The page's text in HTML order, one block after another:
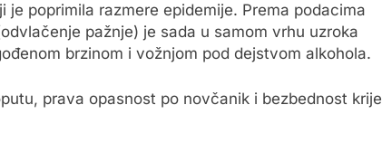
poprimila razmere epidemije. Prema podacima
pažnje) je sada u samom vrhu uzroka
brzinom i vožnjom pod dejstvom alkohola.
prava opasnost po novčanik i bezbednost krije